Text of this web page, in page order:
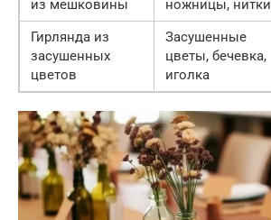
из мешковины ножницы, нитки
Гирлянда из
засушенных
цветов
Засушенные
цветы, бечевка,
иголка